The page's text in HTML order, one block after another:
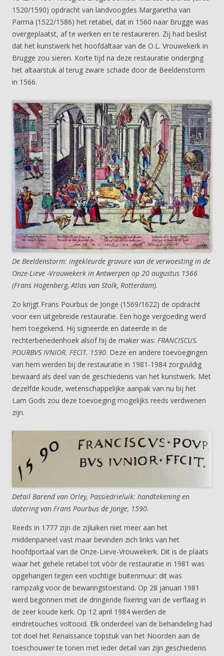
1520/1590) opdracht van landvoogdes Margaretha van
Parma (1522/1586) het retabel, dat in 1560 naar Brugge was
overgeplaatst, af te werken en te restaureren. Zij had beslist
dat het kunstwerk het hoofdaltaar van de O.L. Vrouwekerk in
Brugge zou sieren. Korte tijd na deze restauratie onderging
het altaarstuk al terug zware schade door de Beeldenstorm
in 1566.
De Beeldenstorm: ingekleurde gravure van de verwoesting in de
Onze-Lieve -Vrouwekerk in Antwerpen op 20 augustus 1566
(Frans Hogenberg, Atlas van Stolk, Rotterdam).
Zo krijgt Frans Pourbus de Jonge (1569/1622) de opdracht
voor een uitgebreide restauratie. Een hoge vergoeding werd
hem toegekend. Hij signeerde en dateerde in de
rechterbenedenhoek alsof hij de maker was: FRANCISCUS.
POURBVS IVNIOR. FECIT. 1590. Deze en andere toevoegingen
van hem werden bij de restauratie in 1981-1984 zorgvuldig
bewaard als deel van de geschiedenis van het kunstwerk. Met
dezelfde koude, wetenschappelijke aanpak van nu bij het
Lam Gods zou deze toevoeging mogelijks reeds verdwenen
zijn.
Detail Barend van Orley, Passiedrieluik: handtekening en
datering van Frans Pourbus de Jonge, 1590.
Reeds in 1777 zijn de zijluiken niet meer aan het
middenpaneel vast maar bevinden zich links van het
hoofdportaal van de Onze-Lieve-Vrouwekerk. Dit is de plaats
waar het gehele retabel tot vòòr de restauratie in 1981 was
opgehangen tegen een vochtige buitenmuur: dit was
rampzalig voor de bewaringstoestand. Op 28 januari 1981
werd begonnen met de dringende fixering van de verflaag in
de zeer koude kerk. Op 12 april 1984 werden de
eindretouches voltooid. Elk onderdeel van de behandeling had
tot doel het Renaissance topstuk van het Noorden aan de
toeschouwer te tonen met ieder detail van zijn geschiedenis